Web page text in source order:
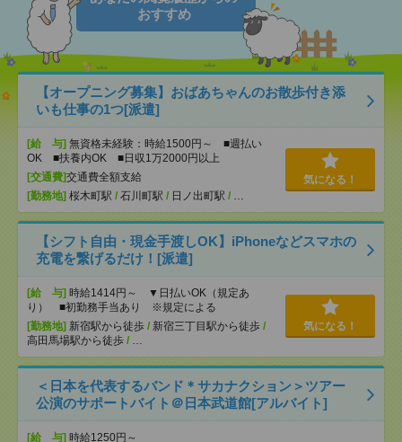
おすすめ
【オープニング募集】おばあちゃんのお散歩付き添
いも仕事の1つ[派遣]
[給 与] 無資格未経験：時給1500円～ ■週払い
OK ■扶養内OK ■日収1万2000円以上
[交通費]交通費全額支給
[勤務地] 桜木町駅 / 石川町駅 / 日ノ出町駅 / …
気になる！
【シフト自由・現金手渡しOK】iPhoneなどスマホの
充電を繋げるだけ！[派遣]
[給 与] 時給1414円～ ▼日払いOK（規定あ
り） ■初勤務手当あり ※規定による
[勤務地] 新宿駅から徒歩 / 新宿三丁目駅から徒歩 /
高田馬場駅から徒歩 / …
気になる！
＜日本を代表するバンド＊サカナクション＞ツアー
公演のサポートバイト＠日本武道館[アルバイト]
[給 与] 時給1250円～